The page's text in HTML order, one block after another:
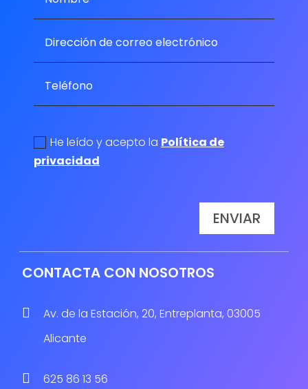
He leído y acepto la Política de
privacidad
ENVIAR
CONTACTA CON NOSOTROS

Av. de la Estación, 20, Entreplanta, 03005
Alicante
 625 86 13 56